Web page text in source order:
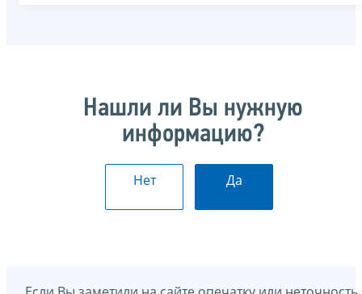
Нашли ли Вы нужную
информацию?
Нет Да